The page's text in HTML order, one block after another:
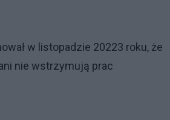
w listopadzie 20223 roku, że
nie wstrzymują prac